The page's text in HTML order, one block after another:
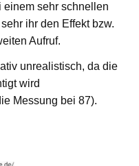
sehr schnellen
ihr den Effekt bzw.
Aufruf.
unrealistisch, da die
wird
Messung bei 87).